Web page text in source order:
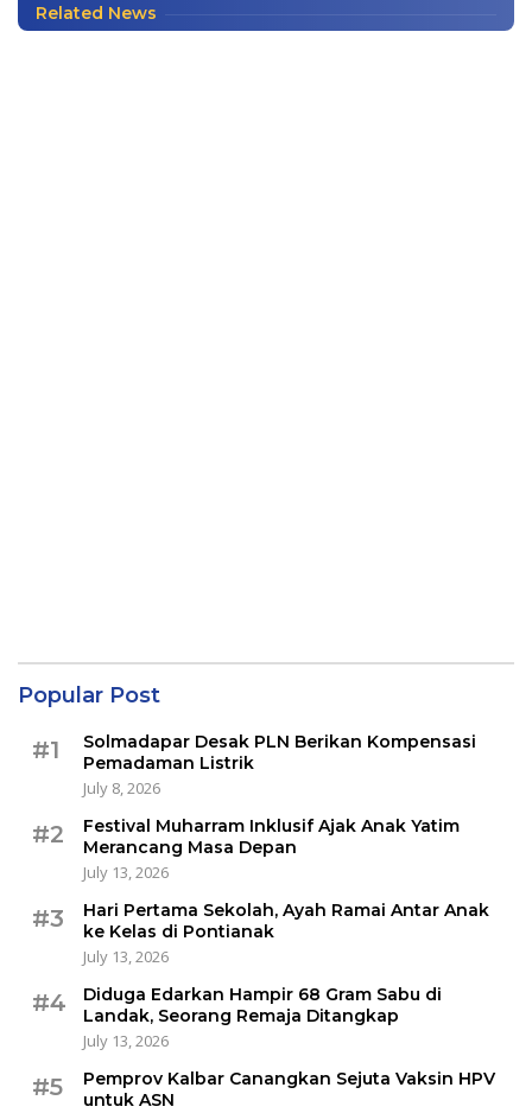
Related News
Popular Post
#1
Solmadapar Desak PLN Berikan Kompensasi
Pemadaman Listrik
July 8, 2026
#2
Festival Muharram Inklusif Ajak Anak Yatim
Merancang Masa Depan
July 13, 2026
#3
Hari Pertama Sekolah, Ayah Ramai Antar Anak
ke Kelas di Pontianak
July 13, 2026
#4
Diduga Edarkan Hampir 68 Gram Sabu di
Landak, Seorang Remaja Ditangkap
July 13, 2026
#5
Pemprov Kalbar Canangkan Sejuta Vaksin HPV
untuk ASN